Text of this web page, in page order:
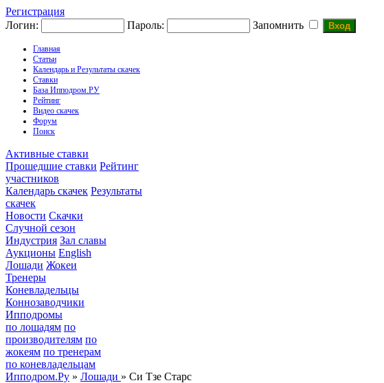
Регистрация
Логин:
Пароль: Запомнить
Главная
Статьи
Календарь и Результаты скачек
Ставки
База Ипподром.РУ
Рейтинг
Видео скачек
Форум
Поиск
Активные ставки
Прошедшие ставки Рейтинг
участников
Календарь скачек Результаты
скачек
Новости Скачки
Случной сезон
Индустрия Зал славы
Аукционы English
Лошади Жокеи
Тренеры
Коневладельцы
Коннозаводчики
Ипподромы
по лошадям по
производителям по
жокеям по тренерам
по коневладельцам
Ипподром.Ру » Лошади » Си Тзе Старс